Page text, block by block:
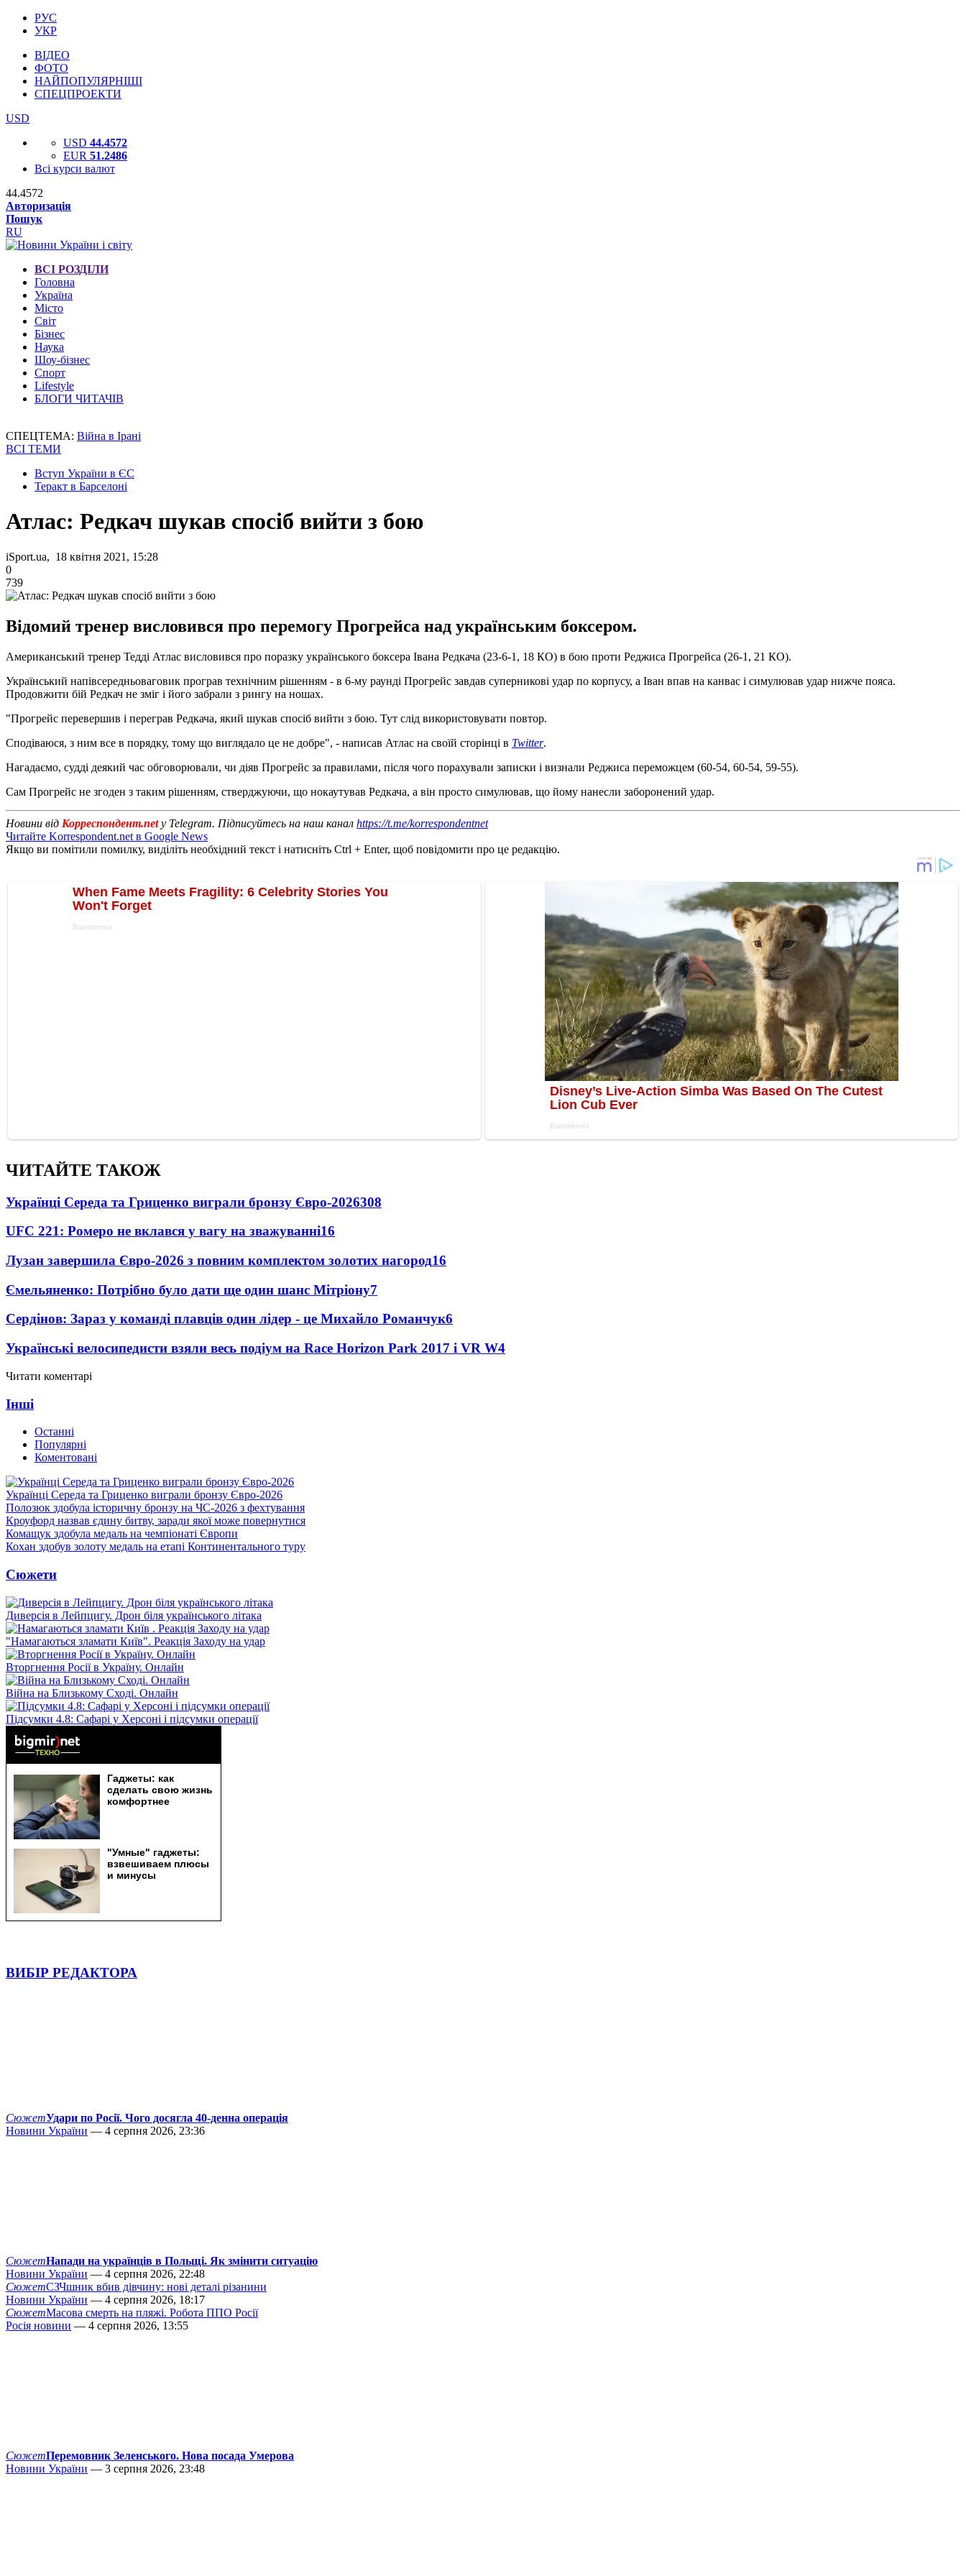
РУС
УКР
ВІДЕО
ФОТО
НАЙПОПУЛЯРНІШІ
СПЕЦПРОЕКТИ
USD
USD 44.4572
EUR 51.2486
Всі курси валют
44.4572
Авторизація
Пошук
RU
ВСІ РОЗДІЛИ
Головна
Україна
Місто
Світ
Бізнес
Наука
Шоу-бізнес
Спорт
Lifestyle
БЛОГИ ЧИТАЧІВ
СПЕЦТЕМА: Війна в Ірані
ВСІ ТЕМИ
Вступ України в ЄС
Теракт в Барселоні
Атлас: Редкач шукав спосіб вийти з бою
iSport.ua, 18 квітня 2021, 15:28
0
739
Відомий тренер висловився про перемогу Прогрейса над українським боксером.
Американський тренер Тедді Атлас висловився про поразку українського боксера Івана Редкача (23-6-1, 18 КО) в бою проти Реджиса Прогрейса (26-1, 21 КО).
Український напівсередньоваговик програв технічним рішенням - в 6-му раунді Прогрейс завдав суперникові удар по корпусу, а Іван впав на канвас і симулював удар нижче пояса.
Продовжити бій Редкач не зміг і його забрали з рингу на ношах.
"Прогрейс перевершив і переграв Редкача, який шукав спосіб вийти з бою. Тут слід використовувати повтор.
Сподіваюся, з ним все в порядку, тому що виглядало це не добре", - написав Атлас на своїй сторінці в Twitter.
Нагадаємо, судді деякий час обговорювали, чи діяв Прогрейс за правилами, після чого порахували записки і визнали Реджиса переможцем (60-54, 60-54, 59-55).
Сам Прогрейс не згоден з таким рішенням, стверджуючи, що нокаутував Редкача, а він просто симулював, що йому нанесли заборонений удар.
Новини від Корреспондент.netу Telegram. Підписуйтесь на наш канал https://t.me/korrespondentnet
Читайте Korrespondent.net в Google News
Якщо ви помітили помилку, виділіть необхідний текст і натисніть Ctrl + Enter, щоб повідомити про це редакцію.
ЧИТАЙТЕ ТАКОЖ
Українці Середа та Гриценко виграли бронзу Євро-2026308
UFC 221: Ромеро не вклався у вагу на зважуванні16
Лузан завершила Євро-2026 з повним комплектом золотих нагород16
Ємельяненко: Потрібно було дати ще один шанс Мітріону7
Сердінов: Зараз у команді плавців один лідер - це Михайло Романчук6
Українські велосипедисти взяли весь подіум на Race Horizon Park 2017 і VR W4
Читати коментарі
Інші
Останні
Популярні
Коментовані
Українці Середа та Гриценко виграли бронзу Євро-2026
Полозюк здобула історичну бронзу на ЧС-2026 з фехтування
Кроуфорд назвав єдину битву, заради якої може повернутися
Комащук здобула медаль на чемпіонаті Європи
Кохан здобув золоту медаль на етапі Континентального туру
Сюжети
Диверсія в Лейпцигу. Дрон біля українського літака
"Намагаються зламати Київ". Реакція Заходу на удар
Вторгнення Росії в Україну. Онлайн
Війна на Близькому Сході. Онлайн
Підсумки 4.8: Сафарі у Херсоні і підсумки операції
ВИБІР РЕДАКТОРА
СюжетУдари по Росії. Чого досягла 40-денна операція
Новини України — 4 серпня 2026, 23:36
СюжетНапади на українців в Польщі. Як змінити ситуацію
Новини України — 4 серпня 2026, 22:48
СюжетСЗЧшник вбив дівчину: нові деталі різанини
Новини України — 4 серпня 2026, 18:17
СюжетМасова смерть на пляжі. Робота ППО Росії
Росія новини — 4 серпня 2026, 13:55
СюжетПеремовник Зеленського. Нова посада Умерова
Новини України — 3 серпня 2026, 23:48